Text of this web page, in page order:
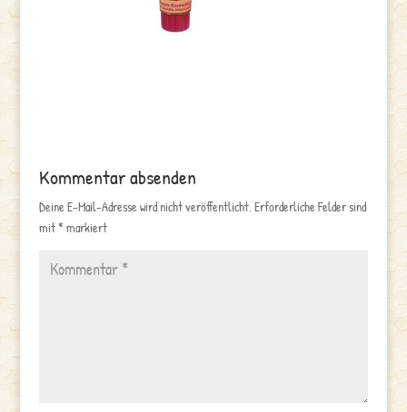
Kommentar absenden
Deine E-Mail-Adresse wird nicht veröffentlicht. Erforderliche Felder sind
mit* markiert